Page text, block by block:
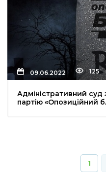
09.06.2022 125
Адміністративний суд
партію «Опозиційний
1